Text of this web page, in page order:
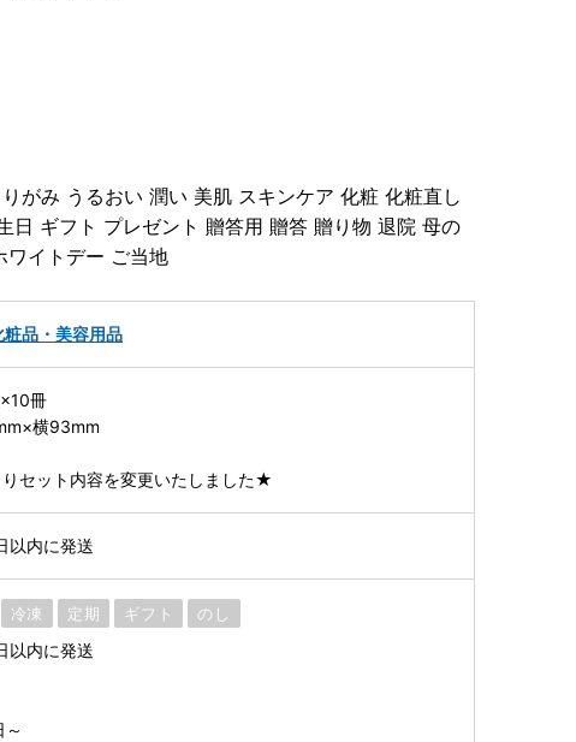
がみ うるおい 潤い 美肌 スキンケア 化粧 化粧直し
日 ギフト プレゼント 贈答用 贈答 贈り物 退院 母の
ワイトデー ご当地
粧品・美容用品
冊
横93mm
セット内容を変更いたしました★
以内に発送
冷凍 定期 ギフト のし
以内に発送